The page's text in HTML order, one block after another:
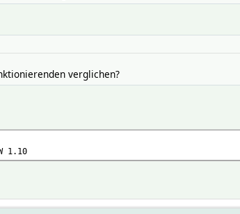
verglichen?
1.10